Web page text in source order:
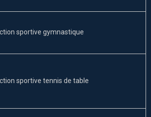
sportive gymnastique
sportive tennis de table